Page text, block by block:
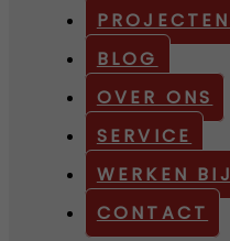
PROJECTEN
BLOG
OVER ONS
SERVICE
WERKEN BIJ
CONTACT